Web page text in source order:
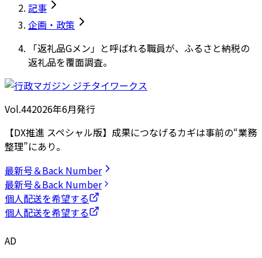
記事
企画・政策
「返礼品Gメン」と呼ばれる職員が、ふるさと納税の
返礼品を覆面調査。
Vol.442026年6月発行
【DX推進 スペシャル版】成果につなげるカギは事前の“業務
整理”にあり。
最新号＆Back Number
最新号＆Back Number
個人配送を希望する
個人配送を希望する
AD